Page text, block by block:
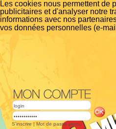
Les cookies nous permettent de
publicitaires et d'analyser notre
informations avec nos
vos données personnelles (e-
S'inscrire | Mot de passe perdu